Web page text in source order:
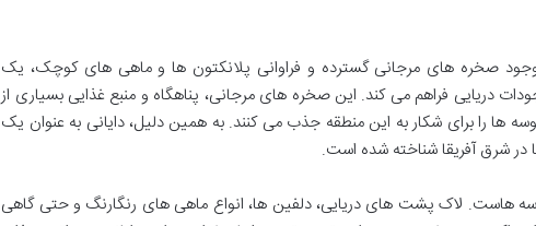
صخره های مرجانی گسترده و فراوانی پلانکتون ها و ماهی های کوچک، یک
دریایی فراهم می کند. این صخره های مرجانی، پناهگاه و منبع غذایی بسیاری از
ها را برای شکار به این منطقه جذب می کنند. به همین دلیل، دایانی به عنوان یک
در شرق آفریقا شناخته شده است.
هاست. لاک پشت های دریایی، دلفین ها، انواع ماهی های رنگارنگ و حتی گاهی